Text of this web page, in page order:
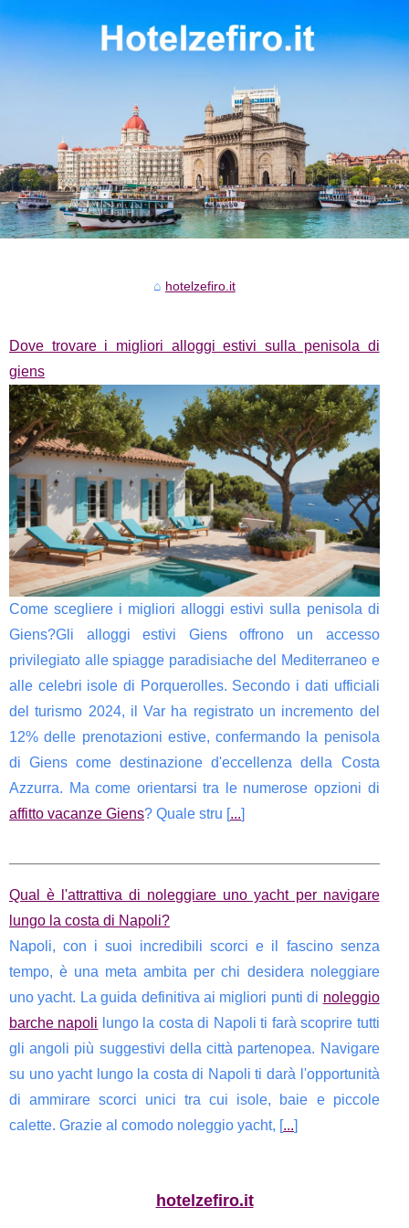
hotelzefiro.it
Dove trovare i migliori alloggi estivi sulla penisola di
giens
Come scegliere i migliori alloggi estivi sulla penisola di
Giens?Gli alloggi estivi Giens offrono un accesso
privilegiato alle spiagge paradisiache del Mediterraneo e
alle celebri isole di Porquerolles. Secondo i dati ufficiali
del turismo 2024, il Var ha registrato un incremento del
12% delle prenotazioni estive, confermando la penisola
di Giens come destinazione d'eccellenza della Costa
Azzurra. Ma come orientarsi tra le numerose opzioni di
affitto vacanze Giens? Quale stru [...]
Qual è l'attrattiva di noleggiare uno yacht per navigare
lungo la costa di Napoli?
Napoli, con i suoi incredibili scorci e il fascino senza
tempo, è una meta ambita per chi desidera noleggiare
uno yacht. La guida definitiva ai migliori punti di noleggio
barche napoli lungo la costa di Napoli ti farà scoprire tutti
gli angoli più suggestivi della città partenopea. Navigare
su uno yacht lungo la costa di Napoli ti darà l'opportunità
di ammirare scorci unici tra cui isole, baie e piccole
calette. Grazie al comodo noleggio yacht, [...]
hotelzefiro.it